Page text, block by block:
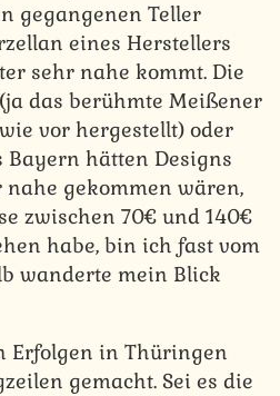
gegangenen Teller
eines Herstellers
sehr nahe kommt. Die
das berühmte Meißener
vor hergestellt) oder
hätten Designs
nahe gekommen wären,
zwischen 70€ und 140€
habe, bin ich fast vom
wanderte mein Blick
Erfolgen in Thüringen
gemacht. Sei es die